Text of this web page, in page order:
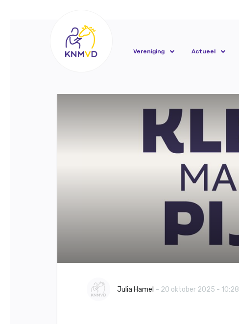
Vereniging Actueel
Julia Hamel - 20 oktober 2025 - 10:28